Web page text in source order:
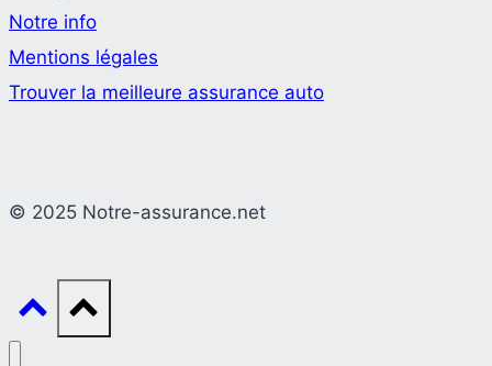
Notre info
Mentions légales
Trouver la meilleure assurance auto
© 2025 Notre-assurance.net